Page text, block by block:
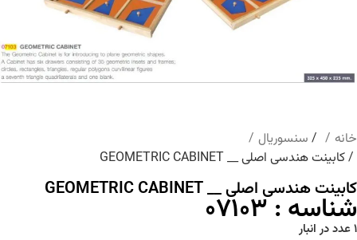
خانه / سنسوریال
/ کابینت هندسی اصلی __ GEOMETRIC CABINET
کابینت هندسی اصلی __ GEOMETRIC CABINET
شناسه : 071031 عدد در انبار